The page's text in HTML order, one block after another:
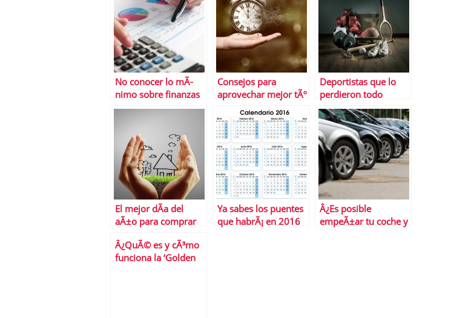
No conocer lo mÃ­
nimo sobre finanzas
personales te puede
Consejos para
aprovechar mejor tÃº
tiempo
Deportistas que lo
perdieron todo
El mejor dÃ­a del
aÃ±o para comprar
Ya sabes los puentes
que habrÃ¡ en 2016
Â¿Es posible
empeÃ±ar tu coche y
Â¿QuÃ© es y cÃ³mo
funciona la ‘Golden